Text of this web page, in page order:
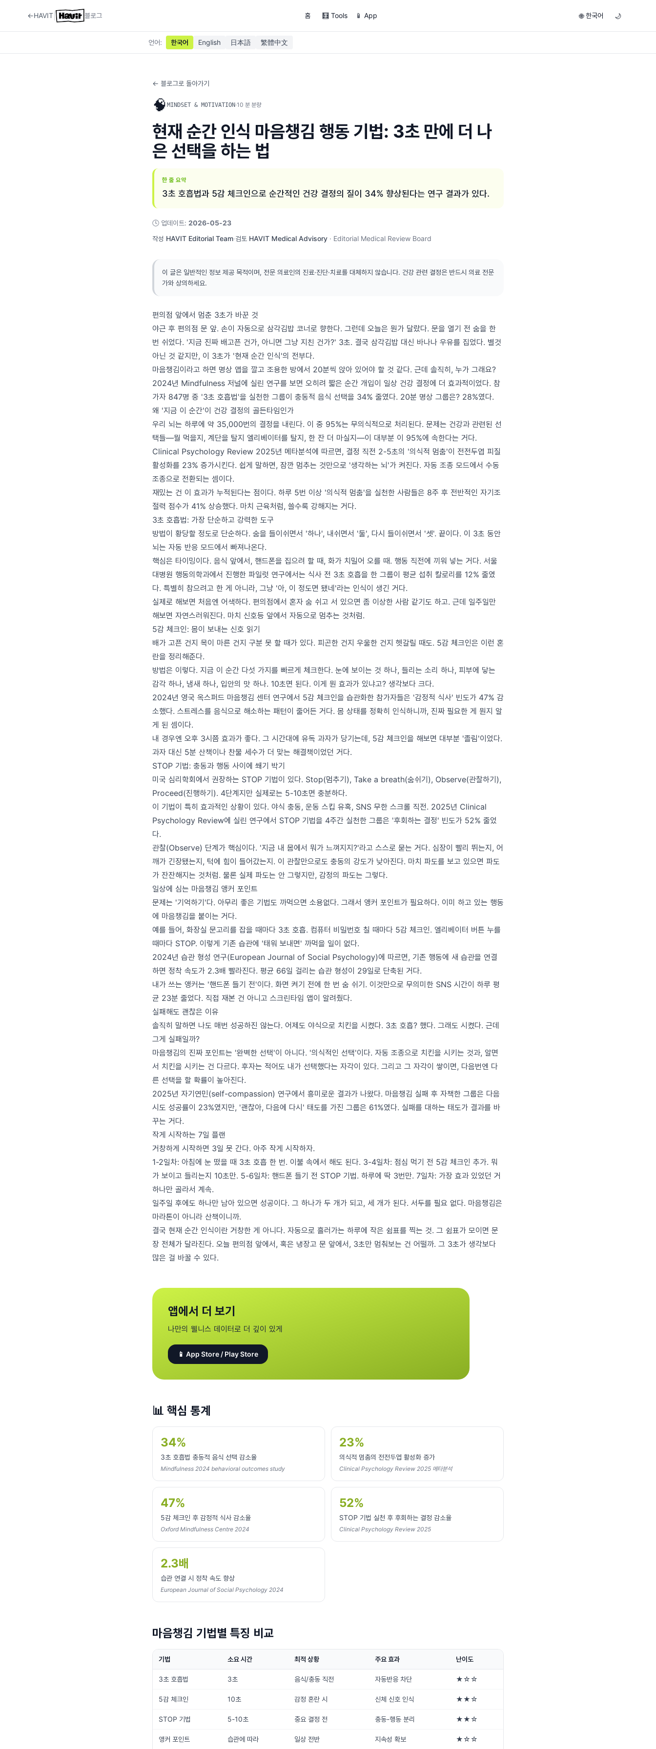
←HAVIT 블로그 홈 🧮 Tools 📱 App 🌐 한국어 🌙
언어: 한국어 English 日本語 繁體中文
← 블로그로 돌아가기
🧠 MINDSET & MOTIVATION·10 분 분량
현재 순간 인식 마음챙김 행동 기법: 3초 만에 더 나
은 선택을 하는 법
한 줄 요약
3초 호흡법과 5감 체크인으로 순간적인 건강 결정의 질이 34% 향상된다는 연구 결과가 있다.
🕓 업데이트: 2026-05-23
작성 HAVIT Editorial Team·검토 HAVIT Medical Advisory · Editorial Medical Review Board
이 글은 일반적인 정보 제공 목적이며, 전문 의료인의 진료·진단·치료를 대체하지 않습니다. 건강 관련 결정은 반드시 의료 전문
가와 상의하세요.
편의점 앞에서 멈춘 3초가 바꾼 것
야근 후 편의점 문 앞. 손이 자동으로 삼각김밥 코너로 향한다. 그런데 오늘은 뭔가 달랐다. 문을 열기 전 숨을 한
번 쉬었다. '지금 진짜 배고픈 건가, 아니면 그냥 지친 건가?' 3초. 결국 삼각김밥 대신 바나나 우유를 집었다. 별것
아닌 것 같지만, 이 3초가 '현재 순간 인식'의 전부다.
마음챙김이라고 하면 명상 앱을 깔고 조용한 방에서 20분씩 앉아 있어야 할 것 같다. 근데 솔직히, 누가 그래요?
2024년 Mindfulness 저널에 실린 연구를 보면 오히려 짧은 순간 개입이 일상 건강 결정에 더 효과적이었다. 참
가자 847명 중 '3초 호흡법'을 실천한 그룹이 충동적 음식 선택을 34% 줄였다. 20분 명상 그룹은? 28%였다.
왜 '지금 이 순간'이 건강 결정의 골든타임인가
우리 뇌는 하루에 약 35,000번의 결정을 내린다. 이 중 95%는 무의식적으로 처리된다. 문제는 건강과 관련된 선
택들—뭘 먹을지, 계단을 탈지 엘리베이터를 탈지, 한 잔 더 마실지—이 대부분 이 95%에 속한다는 거다.
Clinical Psychology Review 2025년 메타분석에 따르면, 결정 직전 2-5초의 '의식적 멈춤'이 전전두엽 피질
활성화를 23% 증가시킨다. 쉽게 말하면, 잠깐 멈추는 것만으로 '생각하는 뇌'가 켜진다. 자동 조종 모드에서 수동
조종으로 전환되는 셈이다.
재밌는 건 이 효과가 누적된다는 점이다. 하루 5번 이상 '의식적 멈춤'을 실천한 사람들은 8주 후 전반적인 자기조
절력 점수가 41% 상승했다. 마치 근육처럼, 쓸수록 강해지는 거다.
3초 호흡법: 가장 단순하고 강력한 도구
방법이 황당할 정도로 단순하다. 숨을 들이쉬면서 '하나', 내쉬면서 '둘', 다시 들이쉬면서 '셋'. 끝이다. 이 3초 동안
뇌는 자동 반응 모드에서 빠져나온다.
핵심은 타이밍이다. 음식 앞에서, 핸드폰을 집으려 할 때, 화가 치밀어 오를 때. 행동 직전에 끼워 넣는 거다. 서울
대병원 행동의학과에서 진행한 파일럿 연구에서는 식사 전 3초 호흡을 한 그룹이 평균 섭취 칼로리를 12% 줄였
다. 특별히 참으려고 한 게 아니라, 그냥 '아, 이 정도면 됐네'라는 인식이 생긴 거다.
실제로 해보면 처음엔 어색하다. 편의점에서 혼자 숨 쉬고 서 있으면 좀 이상한 사람 같기도 하고. 근데 일주일만
해보면 자연스러워진다. 마치 신호등 앞에서 자동으로 멈추는 것처럼.
5감 체크인: 몸이 보내는 신호 읽기
배가 고픈 건지 목이 마른 건지 구분 못 할 때가 있다. 피곤한 건지 우울한 건지 헷갈릴 때도. 5감 체크인은 이런 혼
란을 정리해준다.
방법은 이렇다. 지금 이 순간 다섯 가지를 빠르게 체크한다. 눈에 보이는 것 하나, 들리는 소리 하나, 피부에 닿는
감각 하나, 냄새 하나, 입안의 맛 하나. 10초면 된다. 이게 뭔 효과가 있냐고? 생각보다 크다.
2024년 영국 옥스퍼드 마음챙김 센터 연구에서 5감 체크인을 습관화한 참가자들은 '감정적 식사' 빈도가 47% 감
소했다. 스트레스를 음식으로 해소하는 패턴이 줄어든 거다. 몸 상태를 정확히 인식하니까, 진짜 필요한 게 뭔지 알
게 된 셈이다.
내 경우엔 오후 3시쯤 효과가 좋다. 그 시간대에 유독 과자가 당기는데, 5감 체크인을 해보면 대부분 '졸림'이었다.
과자 대신 5분 산책이나 찬물 세수가 더 맞는 해결책이었던 거다.
STOP 기법: 충동과 행동 사이에 쐐기 박기
미국 심리학회에서 권장하는 STOP 기법이 있다. Stop(멈추기), Take a breath(숨쉬기), Observe(관찰하기),
Proceed(진행하기). 4단계지만 실제로는 5-10초면 충분하다.
이 기법이 특히 효과적인 상황이 있다. 야식 충동, 운동 스킵 유혹, SNS 무한 스크롤 직전. 2025년 Clinical
Psychology Review에 실린 연구에서 STOP 기법을 4주간 실천한 그룹은 '후회하는 결정' 빈도가 52% 줄었
다.
관찰(Observe) 단계가 핵심이다. '지금 내 몸에서 뭐가 느껴지지?'라고 스스로 묻는 거다. 심장이 빨리 뛰는지, 어
깨가 긴장됐는지, 턱에 힘이 들어갔는지. 이 관찰만으로도 충동의 강도가 낮아진다. 마치 파도를 보고 있으면 파도
가 잔잔해지는 것처럼. 물론 실제 파도는 안 그렇지만, 감정의 파도는 그렇다.
일상에 심는 마음챙김 앵커 포인트
문제는 '기억하기'다. 아무리 좋은 기법도 까먹으면 소용없다. 그래서 앵커 포인트가 필요하다. 이미 하고 있는 행동
에 마음챙김을 붙이는 거다.
예를 들어, 화장실 문고리를 잡을 때마다 3초 호흡. 컴퓨터 비밀번호 칠 때마다 5감 체크인. 엘리베이터 버튼 누를
때마다 STOP. 이렇게 기존 습관에 '태워 보내면' 까먹을 일이 없다.
2024년 습관 형성 연구(European Journal of Social Psychology)에 따르면, 기존 행동에 새 습관을 연결
하면 정착 속도가 2.3배 빨라진다. 평균 66일 걸리는 습관 형성이 29일로 단축된 거다.
내가 쓰는 앵커는 '핸드폰 들기 전'이다. 화면 켜기 전에 한 번 숨 쉬기. 이것만으로 무의미한 SNS 시간이 하루 평
균 23분 줄었다. 직접 재본 건 아니고 스크린타임 앱이 알려줬다.
실패해도 괜찮은 이유
솔직히 말하면 나도 매번 성공하진 않는다. 어제도 야식으로 치킨을 시켰다. 3초 호흡? 했다. 그래도 시켰다. 근데
그게 실패일까?
마음챙김의 진짜 포인트는 '완벽한 선택'이 아니다. '의식적인 선택'이다. 자동 조종으로 치킨을 시키는 것과, 알면
서 치킨을 시키는 건 다르다. 후자는 적어도 내가 선택했다는 자각이 있다. 그리고 그 자각이 쌓이면, 다음번엔 다
른 선택을 할 확률이 높아진다.
2025년 자기연민(self-compassion) 연구에서 흥미로운 결과가 나왔다. 마음챙김 실패 후 자책한 그룹은 다음
시도 성공률이 23%였지만, '괜찮아, 다음에 다시' 태도를 가진 그룹은 61%였다. 실패를 대하는 태도가 결과를 바
꾸는 거다.
작게 시작하는 7일 플랜
거창하게 시작하면 3일 못 간다. 아주 작게 시작하자.
1-2일차: 아침에 눈 떴을 때 3초 호흡 한 번. 이불 속에서 해도 된다. 3-4일차: 점심 먹기 전 5감 체크인 추가. 뭐
가 보이고 들리는지 10초만. 5-6일차: 핸드폰 들기 전 STOP 기법. 하루에 딱 3번만. 7일차: 가장 효과 있었던 거
하나만 골라서 계속.
일주일 후에도 하나만 남아 있으면 성공이다. 그 하나가 두 개가 되고, 세 개가 된다. 서두를 필요 없다. 마음챙김은
마라톤이 아니라 산책이니까.
결국 현재 순간 인식이란 거창한 게 아니다. 자동으로 흘러가는 하루에 작은 쉼표를 찍는 것. 그 쉼표가 모이면 문
장 전체가 달라진다. 오늘 편의점 앞에서, 혹은 냉장고 문 앞에서, 3초만 멈춰보는 건 어떨까. 그 3초가 생각보다
많은 걸 바꿀 수 있다.
앱에서 더 보기
나만의 웰니스 데이터로 더 깊이 있게
📱 App Store / Play Store
📊 핵심 통계
34%
3초 호흡법 충동적 음식 선택 감소율
Mindfulness 2024 behavioral outcomes study
23%
의식적 멈춤의 전전두엽 활성화 증가
Clinical Psychology Review 2025 메타분석
47%
5감 체크인 후 감정적 식사 감소율
Oxford Mindfulness Centre 2024
52%
STOP 기법 실천 후 후회하는 결정 감소율
Clinical Psychology Review 2025
2.3배
습관 연결 시 정착 속도 향상
European Journal of Social Psychology 2024
마음챙김 기법별 특징 비교
기법 소요 시간 최적 상황 주요 효과 난이도
3초 호흡법 3초 음식/충동 직전 자동반응 차단 ★☆☆
5감 체크인 10초 감정 혼란 시 신체 신호 인식 ★★☆
STOP 기법 5-10초 중요 결정 전 충동-행동 분리 ★★☆
앵커 포인트 습관에 따라 일상 전반 지속성 확보 ★☆☆